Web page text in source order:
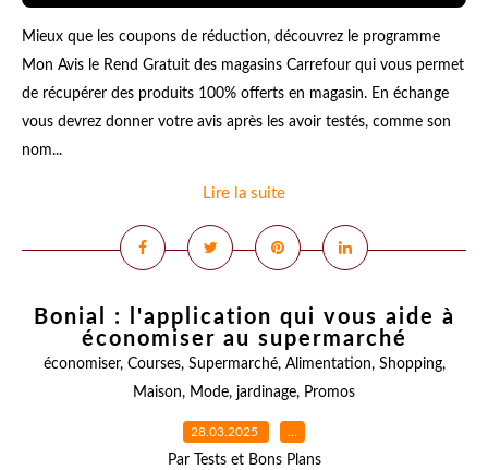
Mieux que les coupons de réduction, découvrez le programme
Mon Avis le Rend Gratuit des magasins Carrefour qui vous permet
de récupérer des produits 100% offerts en magasin. En échange
vous devrez donner votre avis après les avoir testés, comme son
nom...
Lire la suite
Bonial : l'application qui vous aide à
économiser au supermarché
économiser, Courses, Supermarché, Alimentation, Shopping,
Maison, Mode, jardinage, Promos
28.03.2025 …
Par Tests et Bons Plans